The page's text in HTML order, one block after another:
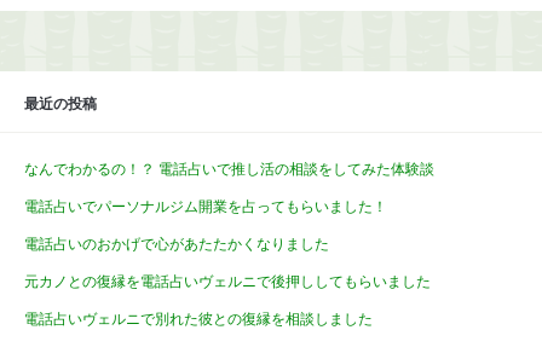
最近の投稿
なんでわかるの！？ 電話占いで推し活の相談をしてみた体験談
電話占いでパーソナルジム開業を占ってもらいました！
電話占いのおかげで心があたたかくなりました
元カノとの復縁を電話占いヴェルニで後押ししてもらいました
電話占いヴェルニで別れた彼との復縁を相談しました